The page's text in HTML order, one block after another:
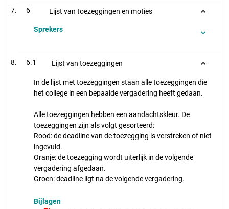
6 Lijst van toezeggingen en moties
Sprekers
6.1 Lijst van toezeggingen
In de lijst met toezeggingen staan alle toezeggingen die
het college in een bepaalde vergadering heeft gedaan.
Alle toezeggingen hebben een aandachtskleur. De
toezeggingen zijn als volgt gesorteerd:
Rood: de deadline van de toezegging is verstreken of niet
ingevuld.
Oranje: de toezegging wordt uiterlijk in de volgende
vergadering afgedaan.
Groen: deadline ligt na de volgende vergadering.
Bijlagen